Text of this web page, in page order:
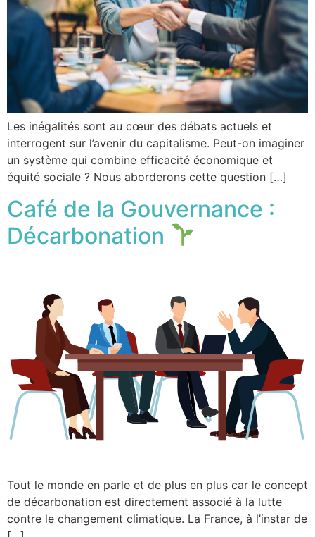
Les inégalités sont au cœur des débats actuels et
interrogent sur l’avenir du capitalisme. Peut-on imaginer
un système qui combine efficacité économique et
équité sociale ? Nous aborderons cette question […]
Café de la Gouvernance :
Décarbonation
Tout le monde en parle et de plus en plus car le concept
de décarbonation est directement associé à la lutte
contre le changement climatique. La France, à l’instar de